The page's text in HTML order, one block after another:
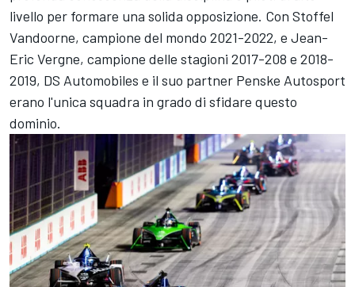
livello per formare una solida opposizione. Con Stoffel
Vandoorne, campione del mondo 2021-2022, e Jean-
Eric Vergne, campione delle stagioni 2017-208 e 2018-
2019, DS Automobiles e il suo partner Penske Autosport
erano l'unica squadra in grado di sfidare questo
dominio.